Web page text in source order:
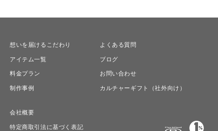
想いを届けるこだわり
アイテム一覧
料金プラン
制作事例
よくある質問
ブログ
お問い合わせ
カルチャーギフト（社外向け）
会社概要
特定商取引法に基づく表記